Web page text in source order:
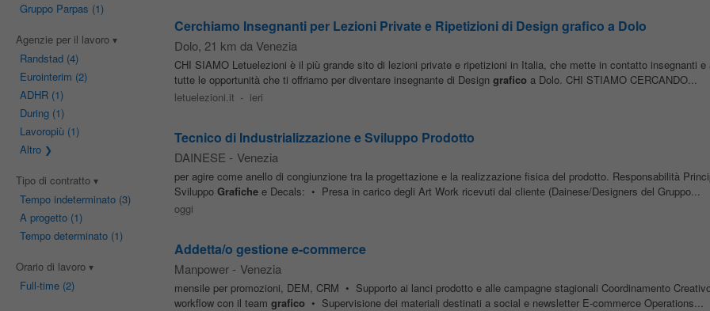
Gruppo Parpas (1)
Agenzie per il lavoro
Randstad(4)
Eurointerim (2)
ADHR(1)
During(1)
Lavoropiù(1)
Altro
Tipo di contratto
Tempo indeterminato(3)
A progetto(1)
Tempo determinato(1)
Orario di lavoro
Full-time(2)
Cerchiamo Insegnanti per Lezioni Private e Ripetizioni di Design grafico a Dolo
Dolo, 21 km da Venezia
CHI SIAMO Letuelezioni è il più grande sito di lezioni private e ripetizioni in Italia, che mette in contatto insegnanti e
tutte le opportunità che ti offriamo per diventare insegnante di Design graficoa Dolo. CHI STIAMO CERCANDO...
letuelezioni.it - ieri
Tecnico di Industrializzazione e Sviluppo Prodotto
DAINESE - Venezia
per agire come anello di congiunzione tra la progettazione e la realizzazione fisica del prodotto. Responsabilità
Sviluppo Grafichee Decals: • Presa in carico degli Art Work ricevuti dal cliente (Dainese/Designers del Gruppo...
oggi
Addetta/o gestione e-commerce
Manpower - Venezia
mensile per promozioni, DEM, CRM • Supporto ai lanci prodotto e alle campagne stagionali Coordinamento
workflow con il team grafico• Supervisione dei materiali destinati a social e newsletter E-commerce Operations...